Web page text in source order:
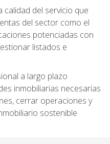
calidad del servicio que
del sector como el
potenciadas con
listados e
a largo plazo
inmobiliarias necesarias
cerrar operaciones y
sostenible